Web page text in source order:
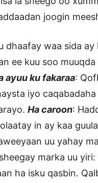
joogin
dhaafay waa sida
ee kuu soo
ayuu ku fakaraa:
iyo
Ha caroon:
in ay kaa
uu yahay
marka uu
ha isku qasbin.